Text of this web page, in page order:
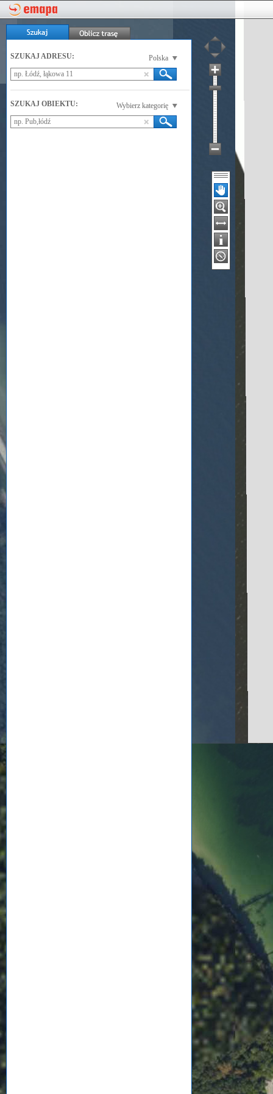
SZUKAJ ADRESU: Polska
SZUKAJ OBIEKTU: Wybierz kategorię